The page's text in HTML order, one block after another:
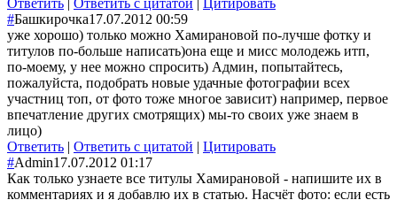
#Башкирочка17.07.2012 00:59
уже хорошо) только можно Хамирановой по-лучше фотку и
титулов по-больше написать)она еще и мисс молодежь итп,
по-моему, у нее можно спросить) Админ, попытайтесь,
пожалуйста, подобрать новые удачные фотографии всех
участниц топ, от фото тоже многое зависит) например, первое
впечатление других смотрящих) мы-то своих уже знаем в
лицо)
Ответить | Ответить с цитатой | Цитировать
#Admin17.07.2012 01:17
Как только узнаете все титулы Хамирановой - напишите их в
комментариях и я добавлю их в статью. Насчёт фото: если есть